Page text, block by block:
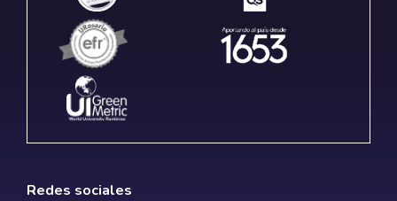
Redes sociales